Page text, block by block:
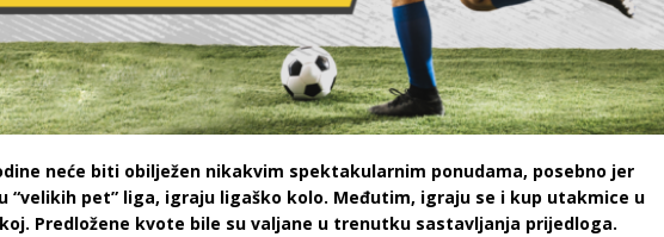
neće biti obilježen nikakvim spektakularnim ponudama, posebno jer
“velikih pet” liga, igraju ligaško kolo. Međutim, igraju se i kup utakmice u
Predložene kvote bile su valjane u trenutku sastavljanja prijedloga.